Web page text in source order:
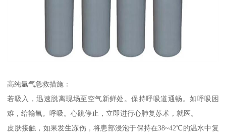
高纯氩气急救措施：
若吸入，迅速脱离现场至空气新鲜处。保持呼吸道通畅。如呼吸困
难，给输氧。呼吸。心跳停止，立即进行心肺复苏术，就医。
皮肤接触，如果发生冻伤，将患部浸泡于保持在38~42℃的温水中复